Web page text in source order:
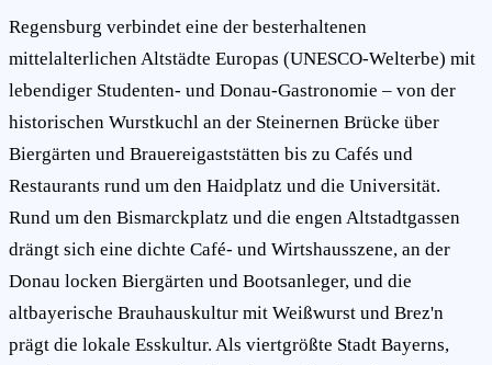
Regensburg verbindet eine der besterhaltenen
mittelalterlichen Altstädte Europas (UNESCO-Welterbe) mit
lebendiger Studenten- und Donau-Gastronomie – von der
historischen Wurstkuchl an der Steinernen Brücke über
Biergärten und Brauereigaststätten bis zu Cafés und
Restaurants rund um den Haidplatz und die Universität.
Rund um den Bismarckplatz und die engen Altstadtgassen
drängt sich eine dichte Café- und Wirtshausszene, an der
Donau locken Biergärten und Bootsanleger, und die
altbayerische Brauhauskultur mit Weißwurst und Brez'n
prägt die lokale Esskultur. Als viertgrößte Stadt Bayerns,